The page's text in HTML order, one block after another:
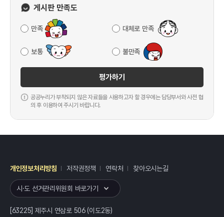
게시판 만족도
만족 대체로 만족
보통 불만족
평가하기
공공누리가 부착되지 않은 자료들을 사용하고자 할 경우에는 담당부서와 사전 협
의 후 이용하여 주시기 바랍니다.
개인정보처리방침 저작권정책 연락처 찾아오시는길
시·도 선거관리위원회 바로가기
[63225] 제주시 연삼로 506 (이도2동)